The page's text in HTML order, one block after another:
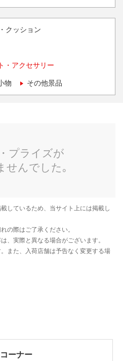
クッション
・アクセサリー
物 その他景品
ーナー